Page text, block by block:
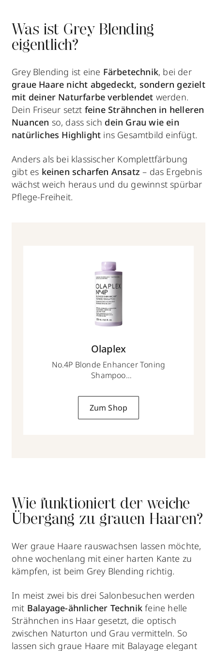
Was ist Grey Blending
eigentlich?
Grey Blending ist eine Färbetechnik, bei der
graue Haare nicht abgedeckt, sondern gezielt
mit deiner Naturfarbe verblendet werden.
Dein Friseur setzt feine Strähnchen in helleren
Nuancen so, dass sich dein Grau wie ein
natürliches Highlight ins Gesamtbild einfügt.
Anders als bei klassischer Komplettfärbung
gibt es keinen scharfen Ansatz– das Ergebnis
wächst weich heraus und du gewinnst spürbar
Pflege-Freiheit.
Olaplex
No.4P Blonde Enhancer Toning
Shampoo
Zum Shop
Wie funktioniert der weiche
Übergang zu grauen Haaren?
Wer graue Haare rauswachsen lassen möchte,
ohne wochenlang mit einer harten Kante zu
kämpfen, ist beim Grey Blending richtig.
In meist zwei bis drei Salonbesuchen werden
mit Balayage-ähnlicher Technik feine helle
Strähnchen ins Haar gesetzt, die optisch
zwischen Naturton und Grau vermitteln. So
lassen sich graue Haare mit Balayage elegant